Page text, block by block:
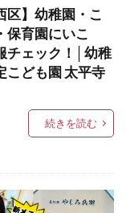
区】幼稚園・こ
保育園にいこ
チェック！│幼稚
こども園 太平寺
続きを読む